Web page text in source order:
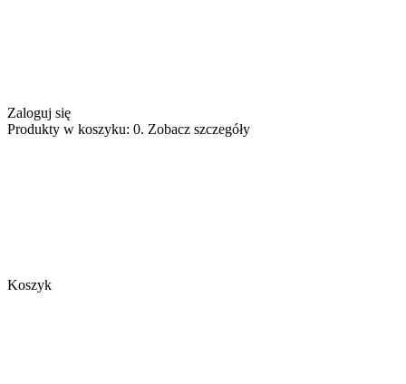
Zaloguj się
Produkty w koszyku: 0. Zobacz szczegóły
Koszyk